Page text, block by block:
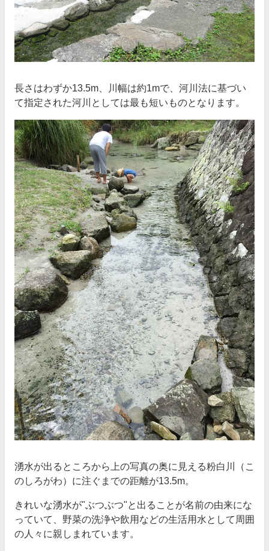
長さはわずか13.5m、川幅は約1mで、河川法に基づい
て指定された河川としては最も短いものとなります。
湧水が出るところから上の写真の奥に見える粉白川（こ
のしろがわ）に注ぐまでの距離が13.5m。
きれいな湧水が"ぶつぶつ"と出ることが名前の由来にな
っていて、野菜の洗浄や飲用などの生活用水として周囲
の人々に親しまれています。